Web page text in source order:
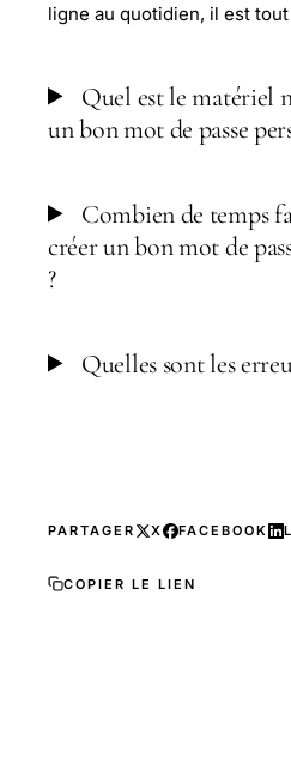
ligne au quotidien, il est
Quel est le matériel
un bon mot de passe
Combien de temps
créer un bon mot de
?
Quelles sont les
PARTAGER X FACEBOOK
COPIER LE LIEN